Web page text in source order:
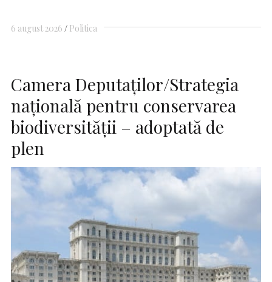
6 august 2026 Politica
Camera Deputaţilor/Strategia
naţională pentru conservarea
biodiversităţii – adoptată de
plen